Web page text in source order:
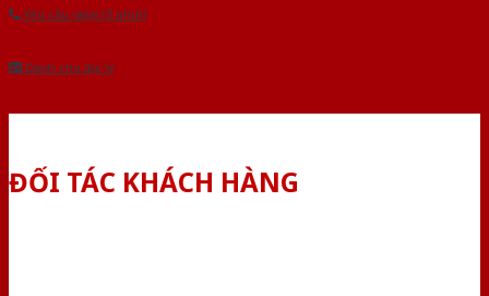
Yêu cầu gọi lại (3 phút)
Dành cho đại lý
ĐỐI TÁC KHÁCH HÀNG